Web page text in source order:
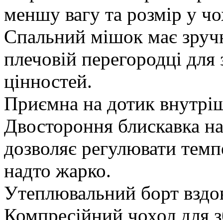
меншу вагу та розмір у
Спальний мішок має
плечовій перегородці
цінностей.
Приємна на дотик
Двостороння блискавка
дозволяє регулювати
надто жарко.
Утеплювальний борт
Компресійний чохол для